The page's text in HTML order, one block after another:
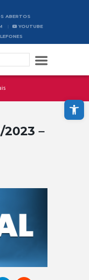
Abrir a barra de ferramentas
ABERTOS
YOUTUBE
2023 –